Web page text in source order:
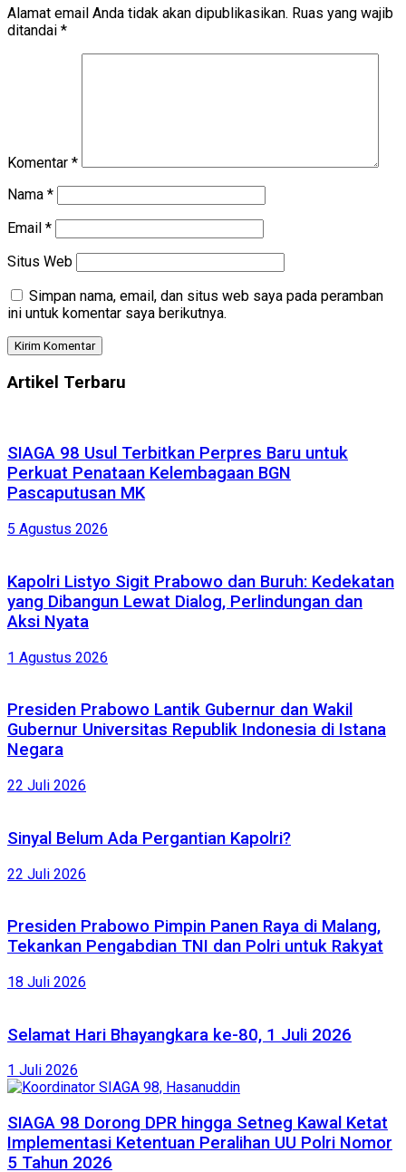
Alamat email Anda tidak akan dipublikasikan. Ruas yang wajib
ditandai *
Komentar *
Nama *
Email *
Situs Web
Simpan nama, email, dan situs web saya pada peramban
ini untuk komentar saya berikutnya.
Artikel Terbaru
SIAGA 98 Usul Terbitkan Perpres Baru untuk
Perkuat Penataan Kelembagaan BGN
Pascaputusan MK
5 Agustus 2026
Kapolri Listyo Sigit Prabowo dan Buruh: Kedekatan
yang Dibangun Lewat Dialog, Perlindungan dan
Aksi Nyata
1 Agustus 2026
Presiden Prabowo Lantik Gubernur dan Wakil
Gubernur Universitas Republik Indonesia di Istana
Negara
22 Juli 2026
Sinyal Belum Ada Pergantian Kapolri?
22 Juli 2026
Presiden Prabowo Pimpin Panen Raya di Malang,
Tekankan Pengabdian TNI dan Polri untuk Rakyat
18 Juli 2026
Selamat Hari Bhayangkara ke-80, 1 Juli 2026
1 Juli 2026
SIAGA 98 Dorong DPR hingga Setneg Kawal Ketat
Implementasi Ketentuan Peralihan UU Polri Nomor
5 Tahun 2026